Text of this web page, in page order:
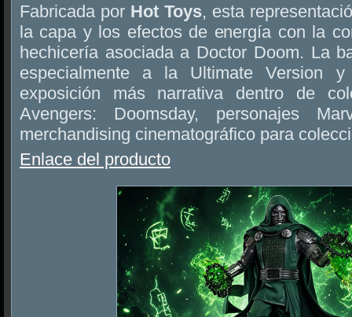
Fabricada por Hot Toys, esta
la capa y los efectos de energía con la
hechicería asociada a Doctor Doom. La
especialmente a la Ultimate Version
exposición más narrativa dentro de
Avengers: Doomsday, personajes
merchandising cinematográfico para
Enlace del producto